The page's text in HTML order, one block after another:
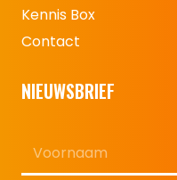
Kennis Box
Contact
NIEUWSBRIEF